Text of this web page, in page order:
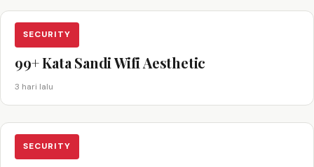
SECURITY
99+ Kata Sandi Wifi Aesthetic
3 hari lalu
SECURITY